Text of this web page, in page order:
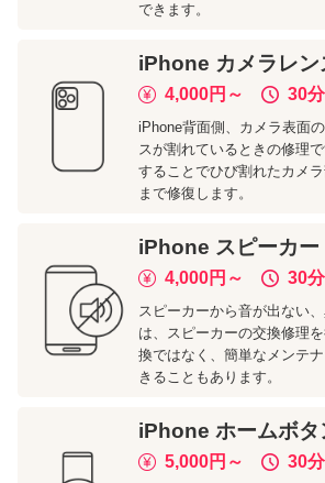
できます。
iPhone カメラレ
4,000円～ 30分
iPhone背面側、カメラ表面
スが割れているときの修理
することでひび割れたカメ
まで修復します。
iPhone スピーカー
4,000円～ 30分
スピーカーから音が出ない
は、スピーカーの交換修理
換ではなく、簡単なメンテ
きることもあります。
iPhone ホームボタ
5,000円～ 30分